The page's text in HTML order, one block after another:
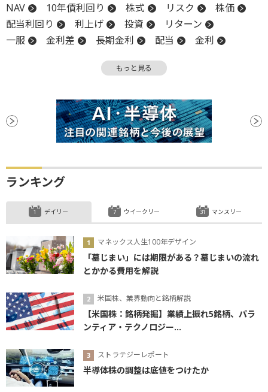
NAV 10年債利回り 株式 リスク
株価
配当利回り
利上げ 投資
リターン
一服
金利差 長期金利 配当
金利
イールドカーブ 株価指数
もっと見る
ランキング
デイリー
マネックス人生100年デザイン
「墓じまい」には期限がある？墓じまいの流れ
とかかる費用を解説
米国株、業界動向と銘柄解説
【米国株：銘柄発掘】業績上振れ5銘柄、パラ
ンティア・テクノロジー...
ストラテジーレポート
半導体株の調整は底値をつけたか
ウイークリー マンスリー